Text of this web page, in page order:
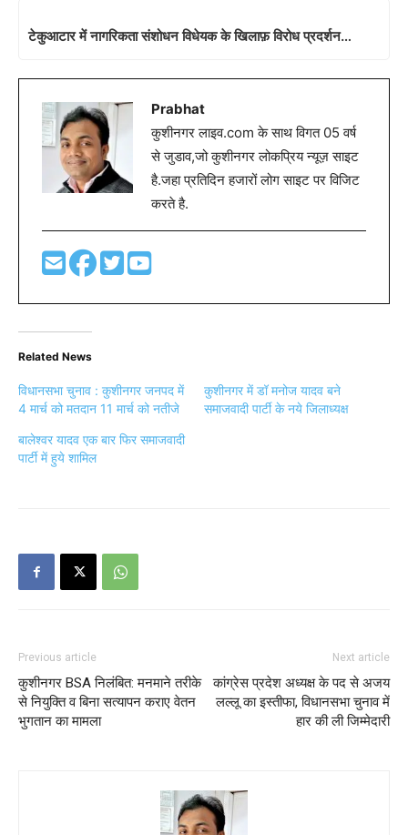
टेकुआटार में नागरिकता संशोधन विधेयक के खिलाफ़ विरोध प्रदर्शन…
Prabhat
कुशीनगर लाइव.com के साथ विगत 05 वर्ष
से जुडाव,जो कुशीनगर लोकप्रिय न्यूज़ साइट
है.जहा प्रतिदिन हजारों लोग साइट पर विजिट
करते है.
Related News
विधानसभा चुनाव : कुशीनगर जनपद में
4 मार्च को मतदान 11 मार्च को नतीजे
कुशीनगर में डॉ मनोज यादव बने
समाजवादी पार्टी के नये जिलाध्यक्ष
बालेश्वर यादव एक बार फिर समाजवादी
पार्टी में हुये शामिल
Previous article
कुशीनगर BSA निलंबित: मनमाने तरीके
से नियुक्ति व बिना सत्यापन कराए वेतन
भुगतान का मामला
Next article
कांग्रेस प्रदेश अध्यक्ष के पद से अजय
लल्लू का इस्तीफा, विधानसभा चुनाव में
हार की ली जिम्मेदारी